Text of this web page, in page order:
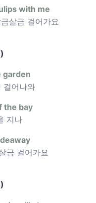
with me
살금 걸어가요
garden
걸어나와
the bay
지나
금 걸어가요